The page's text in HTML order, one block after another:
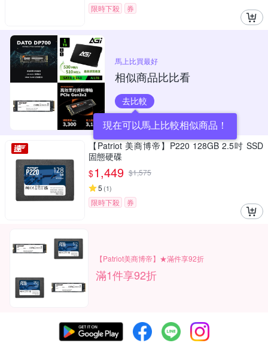
限時下殺 券
馬上比買最好
相似商品比比看
去比較
現在可以馬上比較相似商品！
【Patriot 美商博帝】P220 128GB 2.5吋 SSD
固態硬碟
$1,449 $1,575
5 (1)
限時下殺 券
【Patriot美商博帝】★滿件享92折
滿1件享92折